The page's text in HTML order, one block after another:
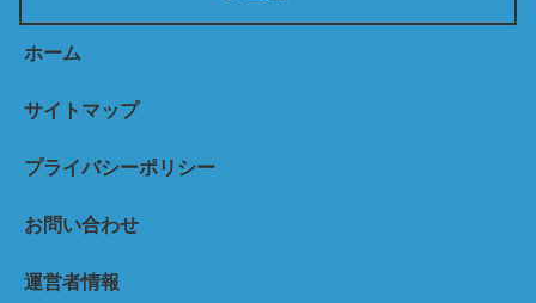
ホーム
サイトマップ
プライバシーポリシー
お問い合わせ
運営者情報